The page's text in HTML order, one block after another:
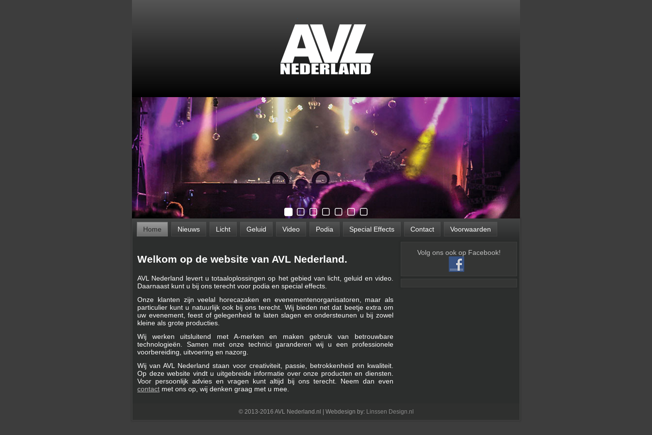
Home Nieuws Licht Geluid Video Podia Special Effects Contact Voorwaarden
Welkom op de website van AVL Nederland.
AVL Nederland levert u totaaloplossingen op het gebied van licht, geluid en video.
Daarnaast kunt u bij ons terecht voor podia en special effects.
Onze klanten zijn veelal horecazaken en evenementenorganisatoren, maar als
particulier kunt u natuurlijk ook bij ons terecht. Wij bieden net dat beetje extra om
uw evenement, feest of gelegenheid te laten slagen en ondersteunen u bij zowel
kleine als grote producties.
Wij werken uitsluitend met A-merken en maken gebruik van betrouwbare
technologieën. Samen met onze technici garanderen wij u een professionele
voorbereiding, uitvoering en nazorg.
Wij van AVL Nederland staan voor creativiteit, passie, betrokkenheid en kwaliteit.
Op deze website vindt u uitgebreide informatie over onze producten en diensten.
Voor persoonlijk advies en vragen kunt altijd bij ons terecht. Neem dan even
contact met ons op, wij denken graag met u mee.
Volg ons ook op Facebook!
© 2013-2016 AVL Nederland.nl | Webdesign by: Linssen Design.nl